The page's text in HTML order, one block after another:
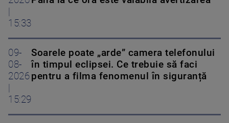
15:33
09-
08-
2026
15:29
Soarele poate „arde” camera telefonului
în timpul eclipsei. Ce trebuie să faci
pentru a filma fenomenul în siguranță